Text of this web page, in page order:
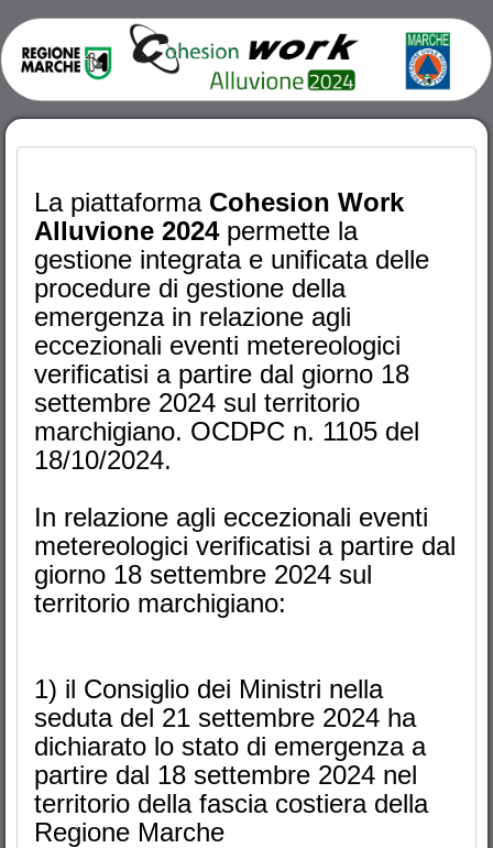
La piattaforma Cohesion Work
Alluvione 2024permette la
gestione integrata e unificata delle
procedure di gestione della
emergenza in relazione agli
eccezionali eventi metereologici
verificatisi a partire dal giorno 18
settembre 2024 sul territorio
marchigiano. OCDPC n. 1105 del
18/10/2024.
In relazione agli eccezionali eventi
metereologici verificatisi a partire dal
giorno 18 settembre 2024 sul
territorio marchigiano:
1) il Consiglio dei Ministri nella
seduta del 21 settembre 2024 ha
dichiarato lo stato di emergenza a
partire dal 18 settembre 2024 nel
territorio della fascia costiera della
Regione Marche